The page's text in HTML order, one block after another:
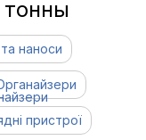
наноси
пристрої